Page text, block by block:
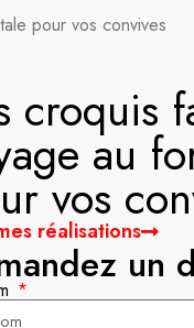
pour vos convives
croquis
au
vos
réalisations
un